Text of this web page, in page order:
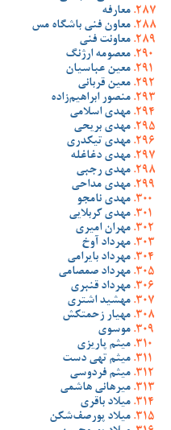
معارفه
معاون فنی باشگاه مس
معاونت فنی
معصومه ارژنگ
معین عباسیان
معین قربانی
منصور ابراهیم‌زاده
مهدی اسلامی
مهدی بریحی
مهدی تیکدری
مهدی دغاغله
مهدی رجبی
مهدی مداحی
مهدی نامجو
مهدی کربلایی
مهران امیری
مهرداد آوخ
مهرداد بایرامی
مهرداد صمصامی
مهرداد قنبری
مهشید اشتری
مهیار زحمتکش
موسوی
میثم پاریزی
میثم تهی دست
میثم فردوسی
میرهانی هاشمی
میلاد باقری
میلاد پورصف‌شکن